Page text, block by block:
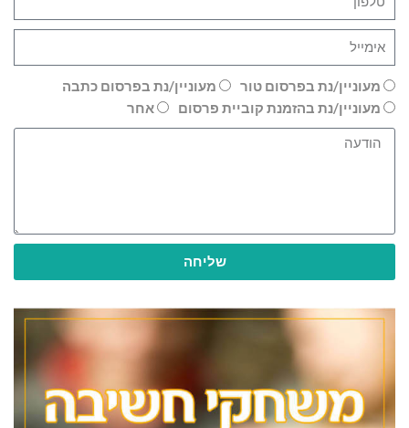
מעוניין/נת בפרסום טור
מעוניין/נת בפרסום כתבה
מעוניין/נת בהזמנת קוביית פרסום
אחר
שליחה